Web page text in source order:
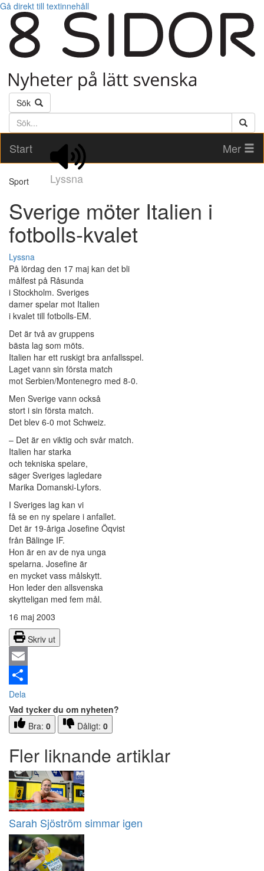
Gå direkt till textinnehåll
Sök
Söktext
Start
Lyssna
Mer
Sport
Sverige möter Italien i
fotbolls-kvalet
Lyssna
På lördag den 17 maj kan det bli
målfest på Råsunda
i Stockholm. Sveriges
damer spelar mot Italien
i kvalet till fotbolls-EM.
Det är två av gruppens
bästa lag som möts.
Italien har ett ruskigt bra anfallsspel.
Laget vann sin första match
mot Serbien/Montenegro med 8-0.
Men Sverige vann också
stort i sin första match.
Det blev 6-0 mot Schweiz.
– Det är en viktig och svår match.
Italien har starka
och tekniska spelare,
säger Sveriges lagledare
Marika Domanski-Lyfors.
I Sveriges lag kan vi
få se en ny spelare i anfallet.
Det är 19-åriga Josefine Öqvist
från Bälinge IF.
Hon är en av de nya unga
spelarna. Josefine är
en mycket vass målskytt.
Hon leder den allsvenska
skytteligan med fem mål.
16 maj 2003
Skriv ut
Email
Dela
Vad tycker du om nyheten?
Bra: 0 Dåligt: 0
Fler liknande artiklar
Sarah Sjöström simmar igen